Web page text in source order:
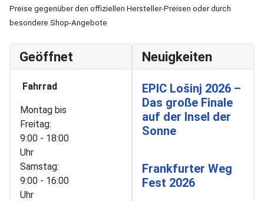
Preise gegenüber den offiziellen Hersteller-Preisen oder durch
besondere Shop-Angebote
Geöffnet
Fahrrad
Montag bis
Freitag:
9:00 - 18:00
Uhr
Samstag:
9:00 - 16:00
Uhr
Neuigkeiten
EPIC Lošinj 2026 –
Das große Finale
auf der Insel der
Sonne
Frankfurter Weg
Fest 2026